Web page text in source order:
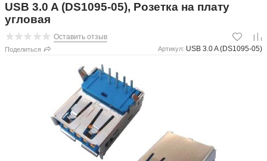
USB 3.0 A (DS1095-05), Розетка на плату
угловая
Оставить отзыв
Поделиться Артикул: USB 3.0 A (DS1095-05)